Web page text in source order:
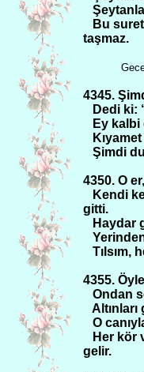
Bu
taşmaz.
4345.
Dedi ki:
Ey kalbi
Şimdi
4350. O
Kendi
gitti.
Haydar
Tılsım,
4355.
Ondan
O
Her kör
gelir.